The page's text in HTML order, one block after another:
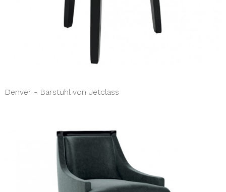
Denver - Barstuhl von Jetclass